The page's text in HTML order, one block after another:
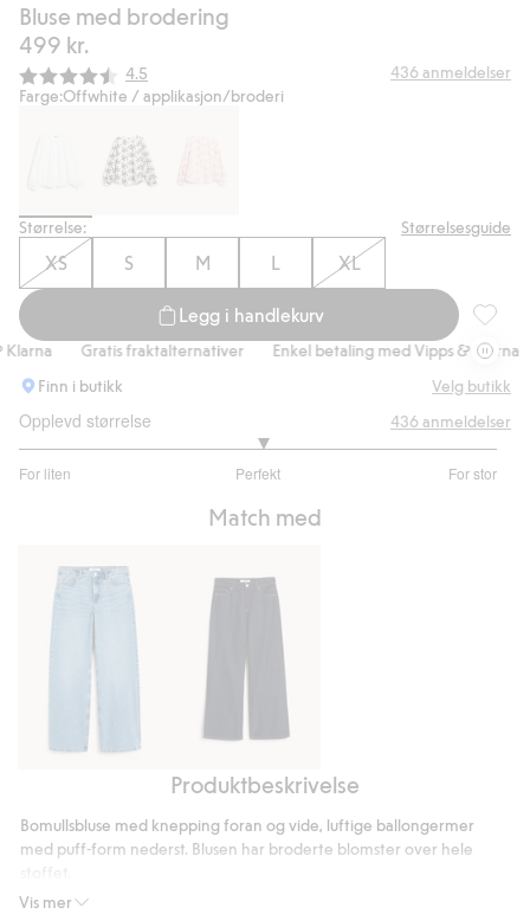
Bluse med brodering
499 kr.
Gjennomsnittskarakter:
4.5 436 anmeldelser
Farge:Offwhite / applikasjon/broderi
Størrelse: Størrelsesguide
XS S M L XL
Legg i handlekurv
Bluse
Gratis fraktalternativer Enkel betaling med Vipps & Klarna
Finn i butikk
Velg butikk
Opplevd størrelse
For liten Perfekt For stor
av
stemmer
436 anmeldelser
Match med
high
Wide
high
Produktbeskrivelse
Vis mer
Bomullsbluse med knepping foran og vide, luftige ballongermer
med puff-form nederst. Blusen har broderte blomster over hele
Lengde 64 cm i størrelse S